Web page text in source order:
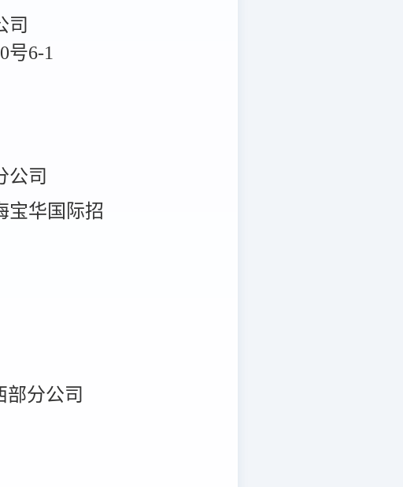
司
号6-1
公司
宝华国际招
部分公司